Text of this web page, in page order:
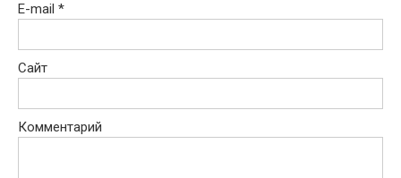
E-mail *
Сайт
Комментарий